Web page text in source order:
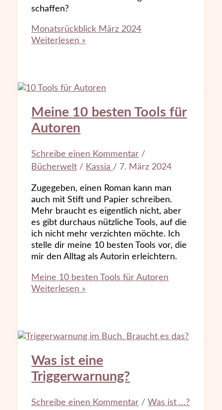
schaffen?
Monatsrückblick März 2024
Weiterlesen »
Meine 10 besten Tools für
Autoren
Schreibe einen Kommentar /
Bücherwelt / Kassia / 7. März 2024
Zugegeben, einen Roman kann man
auch mit Stift und Papier schreiben.
Mehr braucht es eigentlich nicht, aber
es gibt durchaus nützliche Tools, auf die
ich nicht mehr verzichten möchte. Ich
stelle dir meine 10 besten Tools vor, die
mir den Alltag als Autorin erleichtern.
Meine 10 besten Tools für Autoren
Weiterlesen »
Was ist eine
Triggerwarnung?
Schreibe einen Kommentar /Was ist …?